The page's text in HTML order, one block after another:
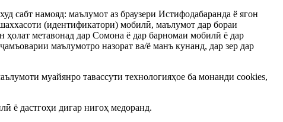
сабт намояд: маълумот аз браузери Истифодабаранда ё ягон
(идентификатори) мобилӣ, маълумот дар бораи
метавонад дар Сомона ё дар барномаи мобилӣ ё дар
маълумотро назорат ва/ё манъ кунанд, дар зер дар
муайянро тавассути технологияҳое ба монанди cookies,
ё дастгоҳи дигар нигоҳ медоранд.